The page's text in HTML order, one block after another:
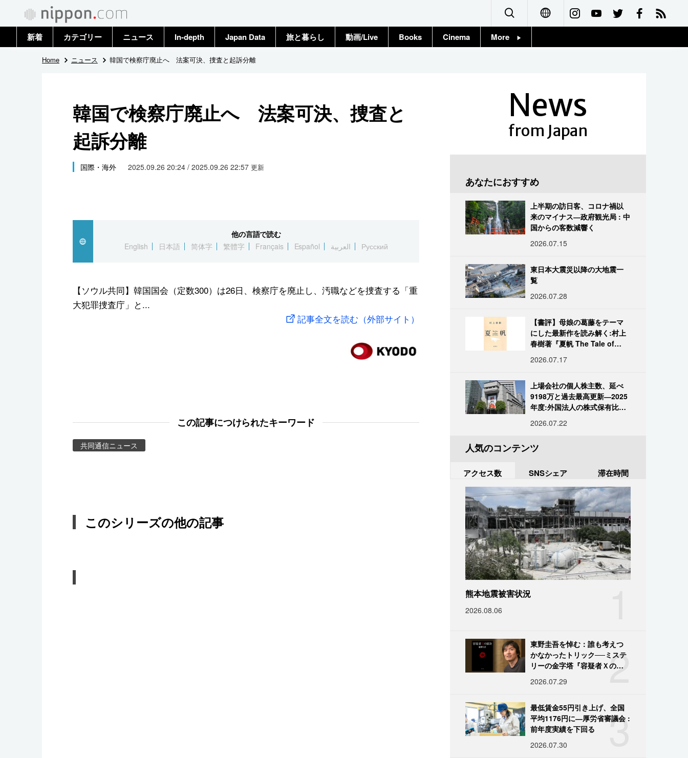
Français
新着 カテゴリー
政治・外交
国際
社会
文化
スポーツ・東京2020
ニュース
トップ
In-depth Japan Data 旅と暮らし 動画/Live Books Cinema More
Home ニュース 韓国で検察庁廃止へ 法案可決、捜査と起訴分離
韓国で検察庁廃止へ 法案可決、捜査と
起訴分離
国際・海外 2025.09.26 20:24 / 2025.09.26 22:57 更新
他の言語で読む
English
日本語 简体字 繁體字 Français Español العربية Русский
【ソウル共同】韓国国会（定数300）は26日、検察庁を廃止し、汚職などを捜査する「重
大犯罪捜査庁」と...
記事全文を読む（外部サイト）
この記事につけられたキーワード
共同通信ニュース
このシリーズの他の記事
News
from Japan
あなたにおすすめ
上半期の訪日客、コロナ禍以
来のマイナス―政府観光局 : 中
国からの客数減響く
2026.07.15
東日本大震災以降の大地震一
覧
2026.07.28
【書評】母娘の葛藤をテーマ
にした最新作を読み解く:村上
春樹著『夏帆 The Tale of
2026.07.17
上場会社の個人株主数、延べ
9198万と過去最高更新―2025
年度:外国法人の株式保有比率
2026.07.22
人気のコンテンツ
アクセス数 SNSシェア 滞在時間
熊本地震被害状況
2026.08.06
2
東野圭吾を悼む：誰も考えつ
かなかったトリック──ミステ
リーの金字塔『容疑者Ｘの献
2026.07.29
3
最低賃金55円引き上げ、全国
平均1176円に―厚労省審議会 :
前年度実績を下回る
2026.07.30